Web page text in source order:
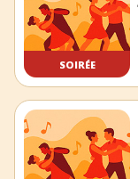
SOIRÉE